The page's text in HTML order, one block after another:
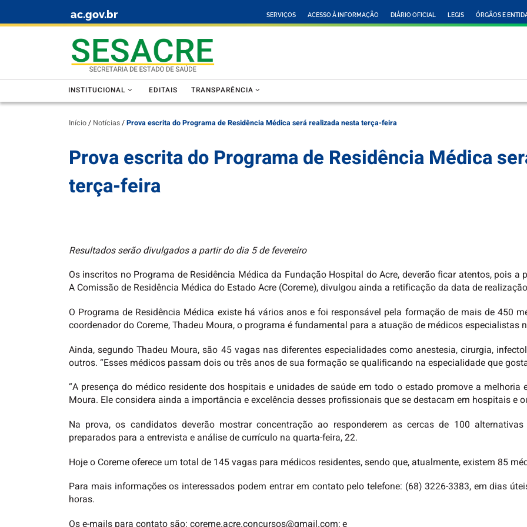
ac.gov.br SERVIÇOS ACESSO À INFORMAÇÃO DIÁRIO OFICIAL LEGIS ÓRGÃOS E
INSTITUCIONAL EDITAIS TRANSPARÊNCIA
Início/ Notícias/Prova escrita do Programa de Residência Médica será realizada nesta terça-feira
Prova escrita do Programa de Residência Médica
terça-feira
Resultados serão divulgados a partir do dia 5 de fevereiro
Os inscritos no Programa de Residência Médica da Fundação Hospital do Acre, deverão ficar atentos, pois a
A Comissão de Residência Médica do Estado Acre (Coreme), divulgou ainda a retificação da data de
O Programa de Residência Médica existe há vários anos e foi responsável pela formação de mais de 450
coordenador do Coreme, Thadeu Moura, o programa é fundamental para a atuação de médicos especialistas
Ainda, segundo Thadeu Moura, são 45 vagas nas diferentes especialidades como anestesia, cirurgia,
outros. “Esses médicos passam dois ou três anos de sua formação se qualificando na especialidade que
“A presença do médico residente dos hospitais e unidades de saúde em todo o estado promove a melhoria
Moura. Ele considera ainda a importância e excelência desses profissionais que se destacam em hospitais e
Na prova, os candidatos deverão mostrar concentração ao responderem as cercas de 100
preparados para a entrevista e análise de currículo na quarta-feira, 22.
Hoje o Coreme oferece um total de 145 vagas para médicos residentes, sendo que, atualmente, existem 85
Para mais informações os interessados podem entrar em contato pelo telefone: (68) 3226-3383, em dias
horas.